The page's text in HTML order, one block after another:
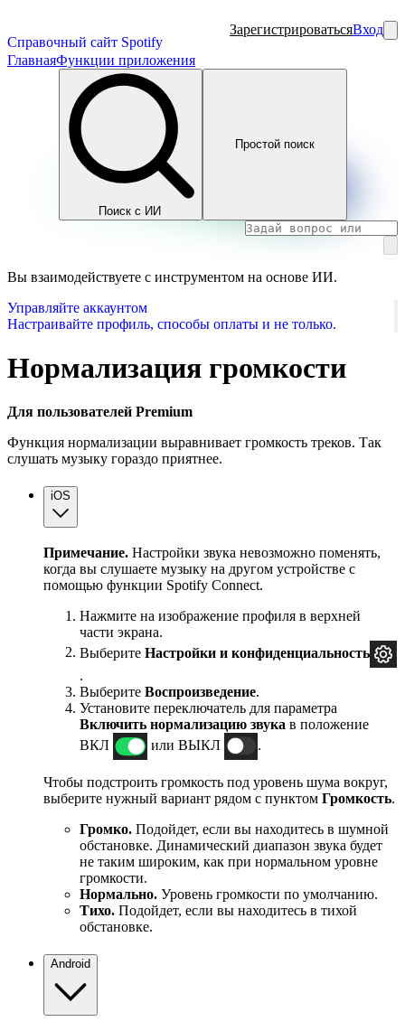
Справочный сайт Spotify
ЗарегистрироватьсяВход
ГлавнаяФункции приложения
Поиск с ИИ
Простой поиск
Вы взаимодействуете с инструментом на основе ИИ.
Управляйте аккаунтом
Настраивайте профиль, способы оплаты и не только.
Нормализация громкости
Для пользователей Premium
Функция нормализации выравнивает громкость треков. Так
слушать музыку гораздо приятнее.
iOS
Примечание. Настройки звука невозможно поменять,
когда вы слушаете музыку на другом устройстве с
помощью функции Spotify Connect.
Нажмите на изображение профиля в верхней
части экрана.
Выберите Настройки и конфиденциальность
.
Выберите Воспроизведение.
Установите переключатель для параметра
Включить нормализацию звука в положение
ВКЛ
или ВЫКЛ .
Чтобы подстроить громкость под уровень шума вокруг,
выберите нужный вариант рядом с пунктом Громкость.
Громко. Подойдет, если вы находитесь в шумной
обстановке. Динамический диапазон звука будет
не таким широким, как при нормальном уровне
громкости.
Нормально. Уровень громкости по умолчанию.
Тихо. Подойдет, если вы находитесь в тихой
обстановке.
Android